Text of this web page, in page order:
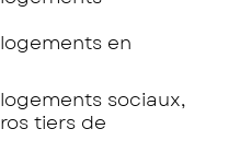
en
sociaux,
tiers de